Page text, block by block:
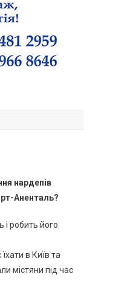
нардепів
Аненталь?
і робить його
в Київ та
містяни під час